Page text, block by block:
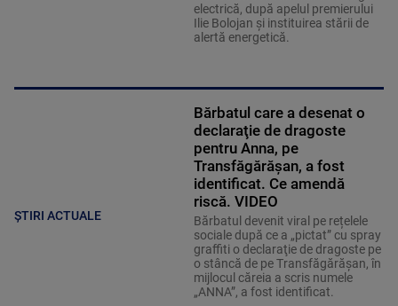
electrică, după apelul premierului
Ilie Bolojan și instituirea stării de
alertă energetică.
ȘTIRI ACTUALE
Bărbatul care a desenat o
declaraţie de dragoste
pentru Anna, pe
Transfăgărăşan, a fost
identificat. Ce amendă
riscă. VIDEO
Bărbatul devenit viral pe rețelele
sociale după ce a „pictat” cu spray
graffiti o declaraţie de dragoste pe
o stâncă de pe Transfăgărăşan, în
mijlocul căreia a scris numele
„ANNA”, a fost identificat.